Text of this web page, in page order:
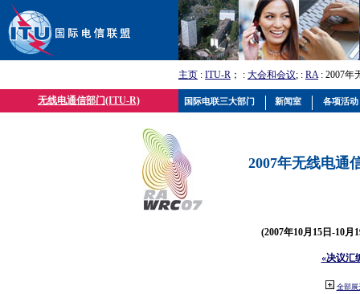
主页 : ITU-R ； : 大会和会议; : RA: 2007年
无线电通信部门(ITU-R)
2007年无线电通
(2007年10月15日-10月
«决议汇
全部展
国际电联三大部门 新闻室 各项活动